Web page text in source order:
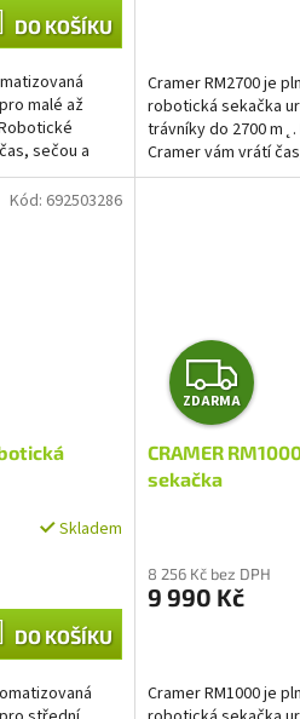
DO KOŠÍKU
malé až
sečou a
Cramer RM2700 je
robotická sekačka
trávníky do 2700
Cramer vám vrátí
automaticky, takže
Skladem
DO KOŠÍKU
Kód: 692503286
Z
D
A
M
ZDARMA
CRAMER
sekačka
8 256 Kč bez DPH
9 990 Kč
Cramer RM1000 je